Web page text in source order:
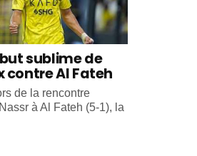
sublime de
contre Al Fateh
de la rencontre
à Al Fateh (5-1), la